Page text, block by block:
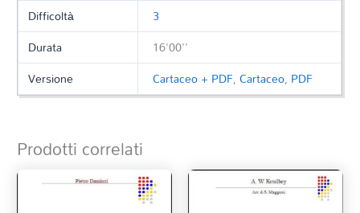
Difficoltà
3
Durata
16'00''
Versione
Cartaceo + PDF,Cartaceo, PDF
Prodotti correlati